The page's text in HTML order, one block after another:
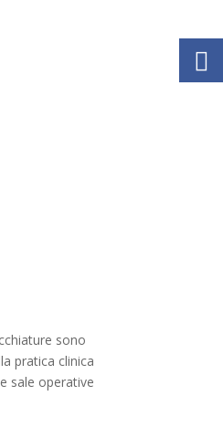
sono
pratica clinica
sale operative